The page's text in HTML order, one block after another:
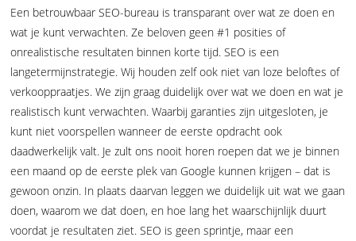
Een betrouwbaar SEO-bureau is transparant over wat ze doen en
wat je kunt verwachten. Ze beloven geen #1 posities of
onrealistische resultaten binnen korte tijd. SEO is een
langetermijnstrategie. Wij houden zelf ook niet van loze beloftes of
verkooppraatjes. We zijn graag duidelijk over wat we doen en wat je
realistisch kunt verwachten. Waarbij garanties zijn uitgesloten, je
kunt niet voorspellen wanneer de eerste opdracht ook
daadwerkelijk valt. Je zult ons nooit horen roepen dat we je binnen
een maand op de eerste plek van Google kunnen krijgen – dat is
gewoon onzin. In plaats daarvan leggen we duidelijk uit wat we gaan
doen, waarom we dat doen, en hoe lang het waarschijnlijk duurt
voordat je resultaten ziet. SEO is geen sprintje, maar een